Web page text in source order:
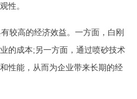
性。
较高的经济效益。一方面，白刚
的成本;另一方面，通过喷砂技术
性能，从而为企业带来长期的经